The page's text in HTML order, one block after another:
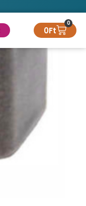
0Ft
0